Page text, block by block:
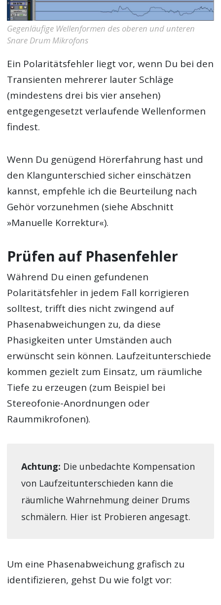
Gegenläufige Wellenformen des oberen und unteren
Snare Drum Mikrofons
Ein Polaritätsfehler liegt vor, wenn Du bei den
Transienten mehrerer lauter Schläge
(mindestens drei bis vier ansehen)
entgegengesetzt verlaufende Wellenformen
findest.
Wenn Du genügend Hörerfahrung hast und
den Klangunterschied sicher einschätzen
kannst, empfehle ich die Beurteilung nach
Gehör vorzunehmen (siehe Abschnitt
»Manuelle Korrektur«).
Prüfen auf Phasenfehler
Während Du einen gefundenen
Polaritätsfehler in jedem Fall korrigieren
solltest, trifft dies nicht zwingend auf
Phasenabweichungen zu, da diese
Phasigkeiten unter Umständen auch
erwünscht sein können. Laufzeitunterschiede
kommen gezielt zum Einsatz, um räumliche
Tiefe zu erzeugen (zum Beispiel bei
Stereofonie-Anordnungen oder
Raummikrofonen).
Achtung: Die unbedachte Kompensation
von Laufzeitunterschieden kann die
räumliche Wahrnehmung deiner Drums
schmälern. Hier ist Probieren angesagt.
Um eine Phasenabweichung grafisch zu
identifizieren, gehst Du wie folgt vor: